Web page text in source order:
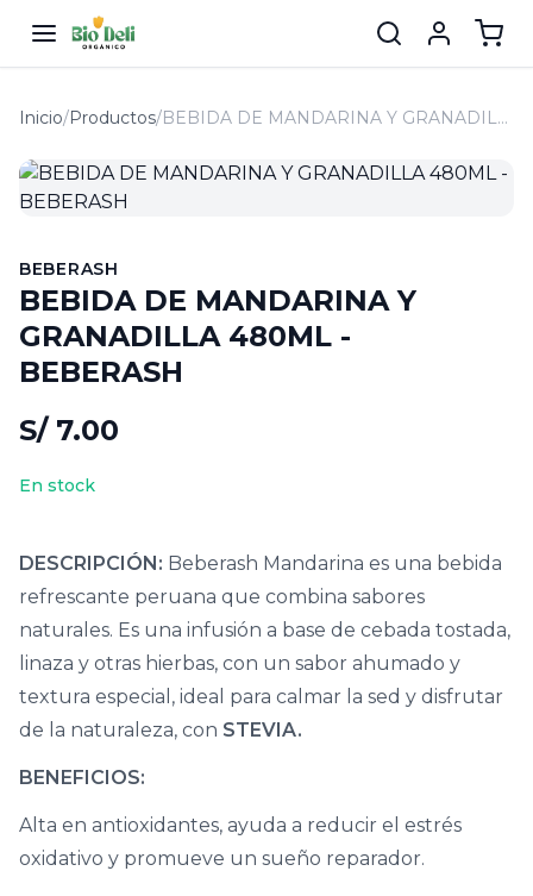
Inicio/Productos/ BEBIDA DE MANDARINA Y GRANADILLA 480ML - BEBERASH
BEBERASH
BEBIDA DE MANDARINA Y
GRANADILLA 480ML -
BEBERASH
S/ 7.00
En stock
DESCRIPCIÓN: Beberash Mandarina es una bebida
refrescante peruana que combina sabores
naturales. Es una infusión a base de cebada tostada,
linaza y otras hierbas, con un sabor ahumado y
textura especial, ideal para calmar la sed y disfrutar
de la naturaleza, con STEVIA.
BENEFICIOS:
Alta en antioxidantes, ayuda a reducir el estrés
oxidativo y promueve un sueño reparador.